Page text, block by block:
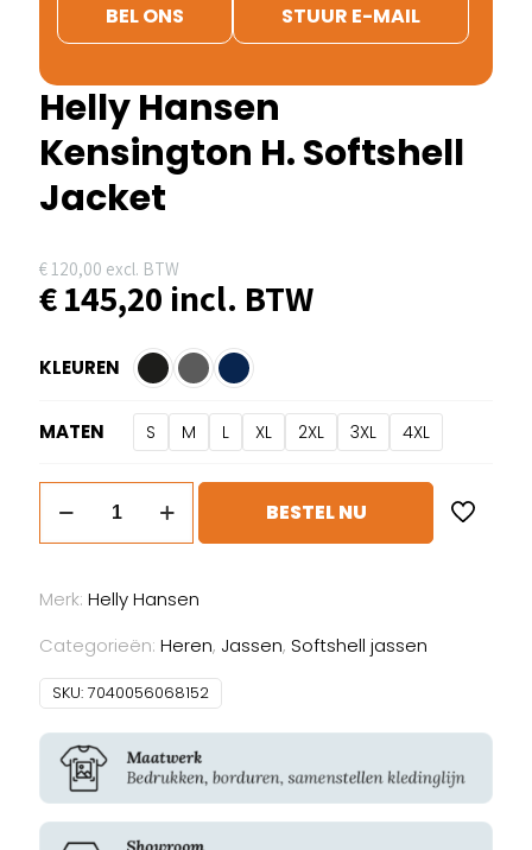
BEL ONS STUUR E-MAIL
Helly Hansen
Kensington H. Softshell
Jacket
€ 120,00 excl. BTW
€145,20 incl. BTW
KLEUREN
MATEN S M L XL 2XL 3XL 4XL
Hansen
Kensington
Softshell
Jacket
aantal
BESTEL NU
Merk: Helly Hansen
Categorieën: Heren, Jassen, Softshell jassen
SKU: 7040056068152